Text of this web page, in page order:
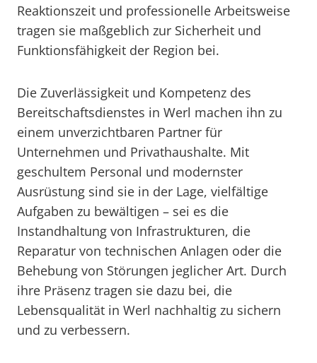
Reaktionszeit und professionelle Arbeitsweise
tragen sie maßgeblich zur Sicherheit und
Funktionsfähigkeit der Region bei.
Die Zuverlässigkeit und Kompetenz des
Bereitschaftsdienstes in Werl machen ihn zu
einem unverzichtbaren Partner für
Unternehmen und Privathaushalte. Mit
geschultem Personal und modernster
Ausrüstung sind sie in der Lage, vielfältige
Aufgaben zu bewältigen – sei es die
Instandhaltung von Infrastrukturen, die
Reparatur von technischen Anlagen oder die
Behebung von Störungen jeglicher Art. Durch
ihre Präsenz tragen sie dazu bei, die
Lebensqualität in Werl nachhaltig zu sichern
und zu verbessern.